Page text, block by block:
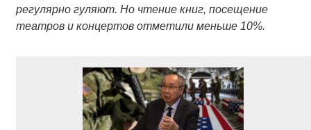
регулярно гуляют. Но чтение книг, посещение
театров и концертов отметили меньше 10%.